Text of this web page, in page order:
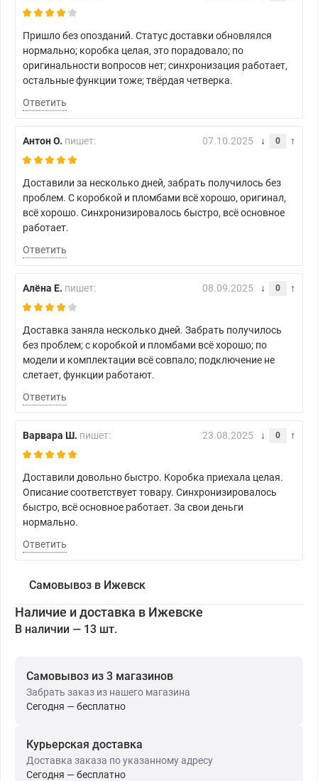
Пришло без опозданий. Статус доставки обновлялся
нормально; коробка целая, это порадовало; по
оригинальности вопросов нет; синхронизация работает,
остальные функции тоже; твёрдая четверка.
Ответить
Антон О. пишет: 07.10.2025 0
Доставили за несколько дней, забрать получилось без
проблем. С коробкой и пломбами всё хорошо, оригинал,
всё хорошо. Синхронизировалось быстро, всё основное
работает.
Ответить
Алёна Е. пишет: 08.09.2025 0
Доставка заняла несколько дней. Забрать получилось
без проблем; с коробкой и пломбами всё хорошо; по
модели и комплектации всё совпало; подключение не
слетает, функции работают.
Ответить
Варвара Ш. пишет: 23.08.2025 0
Доставили довольно быстро. Коробка приехала целая.
Описание соответствует товару. Синхронизировалось
быстро, всё основное работает. За свои деньги
нормально.
Ответить
Самовывоз в Ижевск
Наличие и доставка в Ижевске
В наличии — 13 шт.
Самовывоз из 3 магазинов
Забрать заказ из нашего магазина
Сегодня — бесплатно
Курьерская доставка
Доставка заказа по указанному адресу
Сегодня — бесплатно